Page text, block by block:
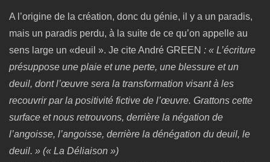
A l’origine de la création, donc du génie, il y a un paradis,
mais un paradis perdu, à la suite de ce qu’on appelle au
sens large un «deuil ». Je cite André GREEN : « L’écriture
présuppose une plaie et une perte, une blessure et un
deuil, dont l’œuvre sera la transformation visant à les
recouvrir par la positivité fictive de l’œuvre. Grattons cette
surface et nous retrouvons, derrière la négation de
l’angoisse, l’angoisse, derrière la dénégation du deuil, le
deuil. » (« La Déliaison »)